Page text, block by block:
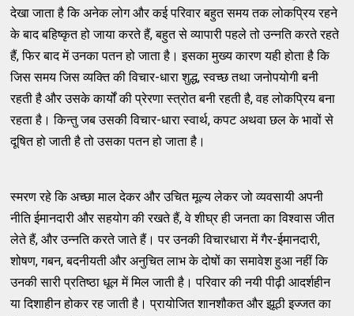
देखा जाता है कि अनेक लोग और कई परिवार बहुत समय तक लोकप्रिय रहने
के बाद बहिष्कृत हो जाया करते हैं, बहुत से व्यापारी पहले तो उन्नति करते रहते
हैं, फिर बाद में उनका पतन हो जाता है। इसका मुख्य कारण यही होता है कि
जिस समय जिस व्यक्ति की विचार-धारा शुद्ध, स्वच्छ तथा जनोपयोगी बनी
रहती है और उसके कार्यों की प्रेरणा स्त्रोत बनी रहती है, वह लोकप्रिय बना
रहता है। किन्तु जब उसकी विचार-धारा स्वार्थ, कपट अथवा छल के भावों से
दूषित हो जाती है तो उसका पतन हो जाता है।
स्मरण रहे कि अच्छा माल देकर और उचित मूल्य लेकर जो व्यवसायी अपनी
नीति ईमानदारी और सहयोग की रखते हैं, वे शीघ्र ही जनता का विश्वास जीत
लेते हैं, और उन्नति करते जाते हैं। पर उनकी विचारधारा में गैर-ईमानदारी,
शोषण, गबन, बदनीयती और अनुचित लाभ के दोषों का समावेश हुआ नहीं कि
उनकी सारी प्रतिष्ठा धूल में मिल जाती है। परिवार की नयी पीढ़ी आदर्शहीन
या दिशाहीन होकर रह जाती है। प्रायोजित शानशौकत और झूठी इज्जत का